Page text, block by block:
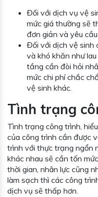
Đối với dịch vụ vệ
mức giá thường sẽ
đơn giản và yêu
Đối với dịch vệ sinh
và khó khăn như
tầng cần đòi hỏi
mức chi phí chắc
vệ sinh khác.
Tình trạng
Tình trạng công trình,
của công trình cần được
trình với thực trạng ngổn
khác nhau sẽ cần tốn
thời gian, nhân lực cũng
làm sạch thì các công
dịch vụ sẽ thấp hơn.